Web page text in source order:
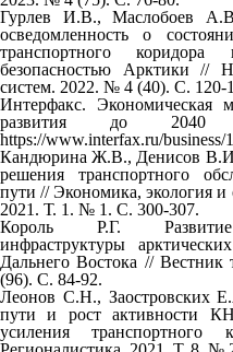
Гурлев И.В., Маслобоев
осведомленность о
транспортного коридора
безопасностью Арктики //
систем. 2022. № 4 (40). С. 120-
Интерфакс.
развития до 2040
https://www.interfax.ru/business/
Кандюрина Ж.В., Денисов
решения транспортного
пути // Экономика, экология
2021. Т. 1. № 1. С. 300-307.
Король Р.Г. Развитие
инфраструктуры
Дальнего Востока //
(96). С. 84-92.
Леонов С.Н., Заостровских
пути и рост активности
усиления